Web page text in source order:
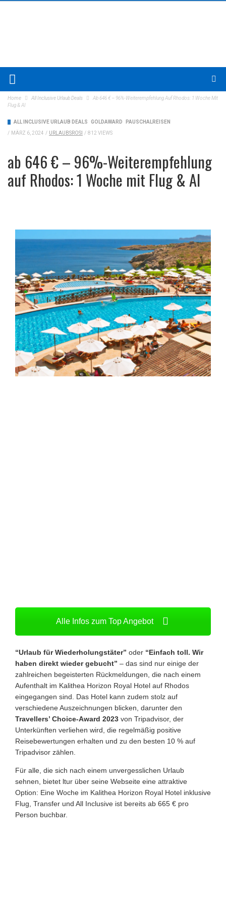
Home All Inclusive Urlaub Deals
Ab 646 € – 96%-Weiterempfehlung Auf Rhodos: 1 Woche Mit
Flug & AI
ALL INCLUSIVE URLAUB DEALS GOLDAWARD
PAUSCHALREISEN
/ MÄRZ 6, 2024 / URLAUBSROSI / 812 VIEWS
ab 646 € – 96%-Weiterempfehlung
auf Rhodos: 1 Woche mit Flug & AI
Alle Infos zum Top Angebot
“Urlaub für Wiederholungstäter” oder “Einfach toll. Wir
haben direkt wieder gebucht” – das sind nur einige der
zahlreichen begeisterten Rückmeldungen, die nach einem
Aufenthalt im Kalithea Horizon Royal Hotel auf Rhodos
eingegangen sind. Das Hotel kann zudem stolz auf
verschiedene Auszeichnungen blicken, darunter den
Travellers’ Choice-Award 2023 von Tripadvisor, der
Unterkünften verliehen wird, die regelmäßig positive
Reisebewertungen erhalten und zu den besten 10 % auf
Tripadvisor zählen.
Für alle, die sich nach einem unvergesslichen Urlaub
sehnen, bietet ltur über seine Webseite eine attraktive
Option: Eine Woche im Kalithea Horizon Royal Hotel inklusive
Flug, Transfer und All Inclusive ist bereits ab 665 € pro
Person buchbar.